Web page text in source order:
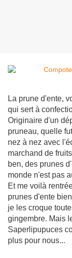
La prune d'ente,
qui sert à
Originaire d'un
pruneau, quelle
nez à nez avec
marchand de
ben, des prunes
monde n'est pas
Et me voilà
prunes d'ente
je les croque
gingembre. Mais
Saperlipupuces
plus pour nous...